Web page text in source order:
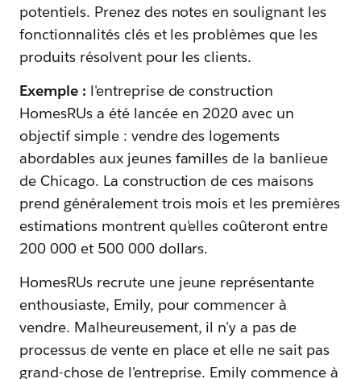
potentiels. Prenez des notes en soulignant les
fonctionnalités clés et les problèmes que les
produits résolvent pour les clients.
Exemple : l'entreprise de construction
HomesRUs a été lancée en 2020 avec un
objectif simple : vendre des logements
abordables aux jeunes familles de la banlieue
de Chicago. La construction de ces maisons
prend généralement trois mois et les premières
estimations montrent qu'elles coûteront entre
200 000 et 500 000 dollars.
HomesRUs recrute une jeune représentante
enthousiaste, Emily, pour commencer à
vendre. Malheureusement, il n'y a pas de
processus de vente en place et elle ne sait pas
grand-chose de l'entreprise. Emily commence à